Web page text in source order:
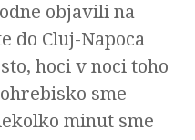
objavili na
do Cluj-Napoca
hoci v noci toho
sme
minut sme